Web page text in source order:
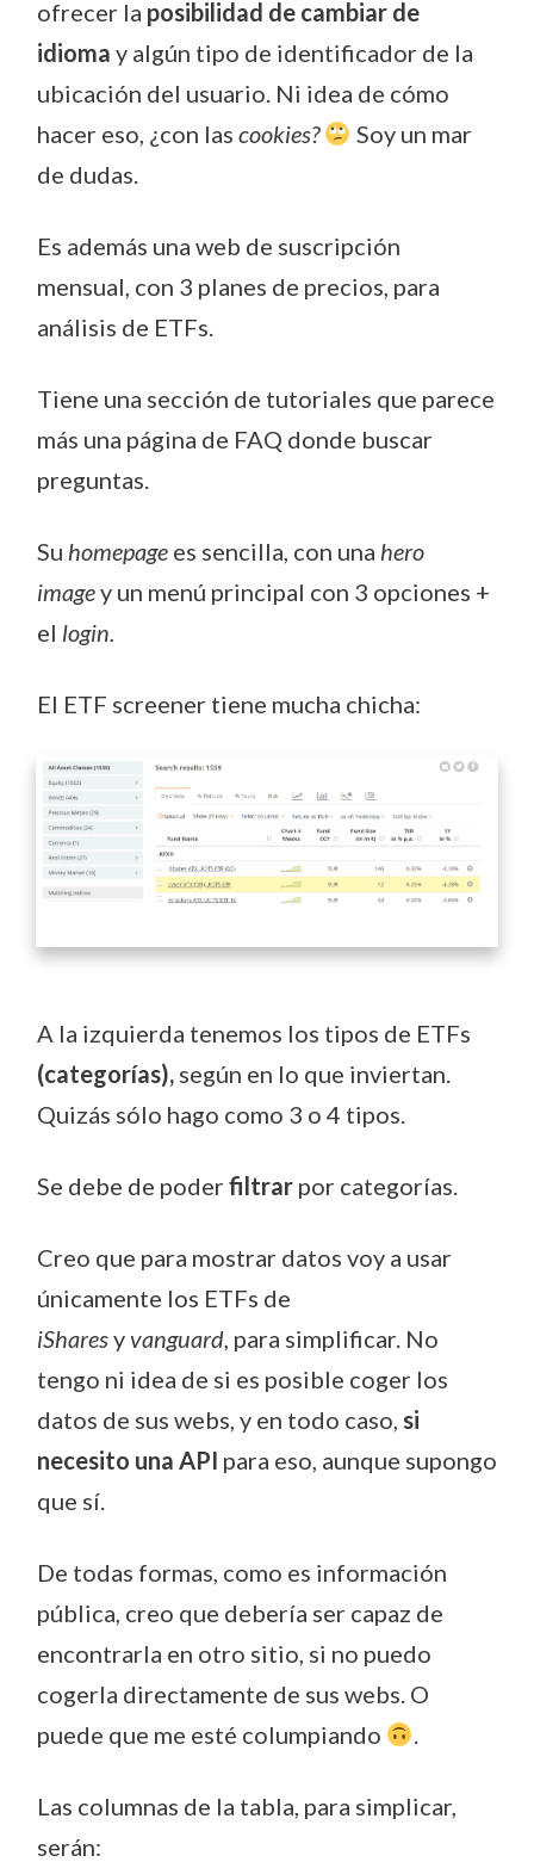
ofrecer la posibilidad de cambiar de
idioma y algún tipo de identificador de la
ubicación del usuario. Ni idea de cómo
hacer eso, ¿con las cookies?
Soy un mar
de dudas.
Es además una web de suscripción
mensual, con 3 planes de precios, para
análisis de ETFs.
Tiene una sección de tutoriales que parece
más una página de FAQ donde buscar
preguntas.
Su homepage es sencilla, con una hero
imagey un menú principal con 3 opciones +
el login.
El ETF screener tiene mucha chicha:
A la izquierda tenemos los tipos de ETFs
(categorías), según en lo que inviertan.
Quizás sólo hago como 3 o 4 tipos.
Se debe de poder filtrar por categorías.
Creo que para mostrar datos voy a usar
únicamente los ETFs de
iSharesyvanguard, para simplificar. No
tengo ni idea de si es posible coger los
datos de sus webs, y en todo caso, si
necesito una API para eso, aunque supongo
que sí.
De todas formas, como es información
pública, creo que debería ser capaz de
encontrarla en otro sitio, si no puedo
cogerla directamente de sus webs. O
puede que me esté columpiando
.
Las columnas de la tabla, para simplicar,
serán: